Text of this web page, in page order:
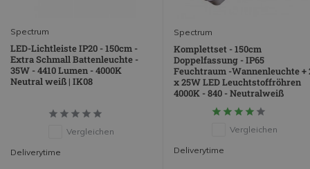
Spectrum
LED-Lichtleiste IP20 - 150cm -
Extra Schmall Battenleuchte -
35W - 4410 Lumen - 4000K
Neutral weiß | IK08
Vergleichen
Deliverytime
Spectrum
Komplettset - 150cm
Doppelfassung - IP65
Feuchtraum -Wannenleuchte +
x 25W LED Leuchtstoffröhren
4000K - 840 - Neutralweiß
Vergleichen
Deliverytime